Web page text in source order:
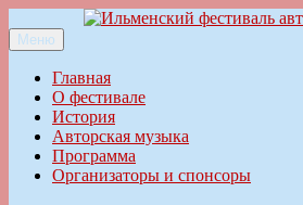
к
содержимому
Ильменский фестиваль авторской песни
Меню
Главная
О фестивале
История
Авторская музыка
Программа
Организаторы и спонсоры